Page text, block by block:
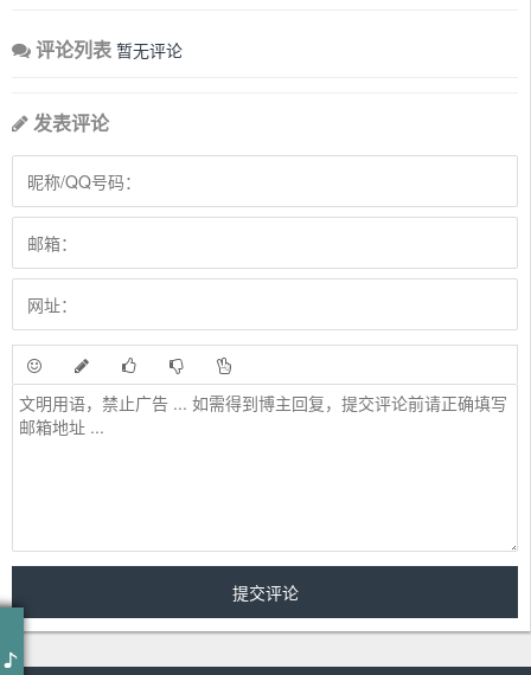
评论列表 暂无评论
发表评论
童话镇